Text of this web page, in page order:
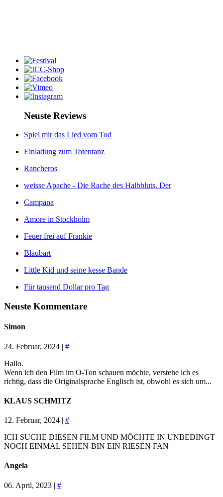
Neuste Reviews
Spiel mir das Lied vom Tod
Einladung zum Totentanz
Rancheros
weisse Apache - Die Rache des Halbbluts, Der
Campana
Amore in Stockholm
Feuer frei auf Frankie
Blaubart
Little Kid und seine kesse Bande
Für tausend Dollar pro Tag
Neuste Kommentare
Simon
24. Februar, 2024 | #
Hallo.
Wenn ich den Film im O-Ton schauen möchte, verstehe ich es
richtig, dass die Originalsprache Englisch ist, obwohl es sich um...
KLAUS SCHMITZ
12. Februar, 2024 | #
ICH SUCHE DIESEN FILM UND MÖCHTE IN UNBEDINGT
NOCH EINMAL SEHEN-BIN EIN RIESEN FAN
Angela
06. April, 2023 | #